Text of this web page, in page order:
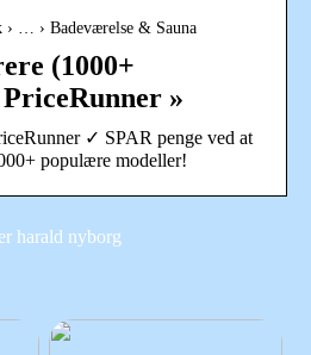
… › Badeværelse & Sauna
(1000+
»
✓ SPAR penge ved at
populære modeller!
harald nyborg